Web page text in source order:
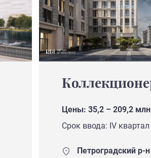
Цены: 35,2 – 209,2
Срок ввода: IV
Петроградский р-н